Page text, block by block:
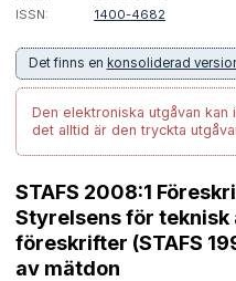
ISSN:
1400-4682
Det finns en konsoliderad
Den elektroniska utgåvan kan
det alltid är den tryckta
STAFS 2008:1
Styrelsens för
föreskrifter (STAFS
av mätdon